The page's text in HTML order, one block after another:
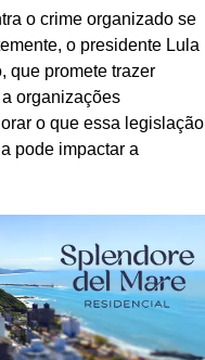
o crime organizado se
o presidente Lula
que promete trazer
organizações
o que essa legislação
pode impactar a